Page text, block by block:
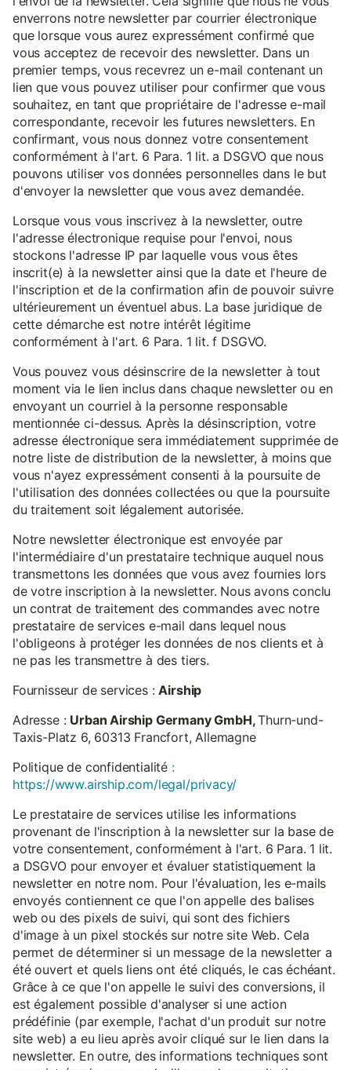
enverrons notre newsletter par courrier électronique
que lorsque vous aurez expressément confirmé que
vous acceptez de recevoir des newsletter. Dans un
premier temps, vous recevrez un e-mail contenant un
lien que vous pouvez utiliser pour confirmer que vous
souhaitez, en tant que propriétaire de l'adresse e-mail
correspondante, recevoir les futures newsletters. En
confirmant, vous nous donnez votre consentement
conformément à l'art. 6 Para. 1 lit. a DSGVO que nous
pouvons utiliser vos données personnelles dans le but
d'envoyer la newsletter que vous avez demandée.
Lorsque vous vous inscrivez à la newsletter, outre
l'adresse électronique requise pour l'envoi, nous
stockons l'adresse IP par laquelle vous vous êtes
inscrit(e) à la newsletter ainsi que la date et l'heure de
l'inscription et de la confirmation afin de pouvoir suivre
ultérieurement un éventuel abus. La base juridique de
cette démarche est notre intérêt légitime
conformément à l'art. 6 Para. 1 lit. f DSGVO.
Vous pouvez vous désinscrire de la newsletter à tout
moment via le lien inclus dans chaque newsletter ou en
envoyant un courriel à la personne responsable
mentionnée ci-dessus. Après la désinscription, votre
adresse électronique sera immédiatement supprimée de
notre liste de distribution de la newsletter, à moins que
vous n'ayez expressément consenti à la poursuite de
l'utilisation des données collectées ou que la poursuite
du traitement soit légalement autorisée.
Notre newsletter électronique est envoyée par
l'intermédiaire d'un prestataire technique auquel nous
transmettons les données que vous avez fournies lors
de votre inscription à la newsletter. Nous avons conclu
un contrat de traitement des commandes avec notre
prestataire de services e-mail dans lequel nous
l'obligeons à protéger les données de nos clients et à
ne pas les transmettre à des tiers.
Fournisseur de services :Airship
Adresse : Urban Airship Germany GmbH,Thurn-und-
Taxis-Platz 6, 60313 Francfort, Allemagne
Politique de confidentialité :
https://www.airship.com/legal/privacy/
Le prestataire de services utilise les informations
provenant de l'inscription à la newsletter sur la base de
votre consentement, conformément à l'art. 6 Para. 1 lit.
a DSGVO pour envoyer et évaluer statistiquement la
newsletter en notre nom. Pour l'évaluation, les e-mails
envoyés contiennent ce que l'on appelle des balises
web ou des pixels de suivi, qui sont des fichiers
d'image à un pixel stockés sur notre site Web. Cela
permet de déterminer si un message de la newsletter a
été ouvert et quels liens ont été cliqués, le cas échéant.
Grâce à ce que l'on appelle le suivi des conversions, il
est également possible d'analyser si une action
prédéfinie (par exemple, l'achat d'un produit sur notre
site web) a eu lieu après avoir cliqué sur le lien dans la
newsletter. En outre, des informations techniques sont